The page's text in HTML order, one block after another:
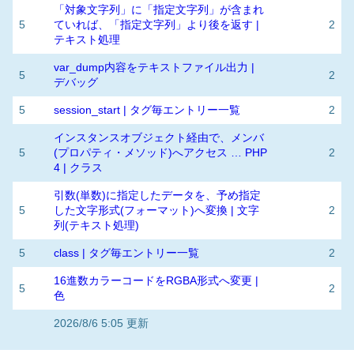
5
「対象文字列」に「指定文字列」が含まれ
ていれば、「指定文字列」より後を返す |
テキスト処理
2
5
var_dump内容をテキストファイル出力 |
デバッグ
2
5 session_start | タグ毎エントリー一覧 2
5
インスタンスオブジェクト経由で、メンバ
(プロパティ・メソッド)へアクセス … PHP
4 | クラス
2
5
引数(単数)に指定したデータを、予め指定
した文字形式(フォーマット)へ変換 | 文字
列(テキスト処理)
2
5 class | タグ毎エントリー一覧 2
5
16進数カラーコードをRGBA形式へ変更 |
色
2
2026/8/6 5:05 更新